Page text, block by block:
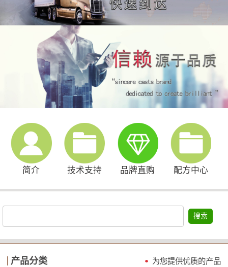
简介 技术支持 品牌直购 配方中心
搜索
产品分类 为您提供优质的产品